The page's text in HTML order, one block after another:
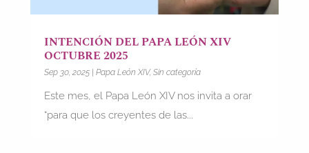
INTENCIÓN DEL PAPA LEÓN XIV
OCTUBRE 2025
Sep 30, 2025| Papa León XIV, Sin categoría
Este mes, el Papa León XIV nos invita a orar
“para que los creyentes de las...